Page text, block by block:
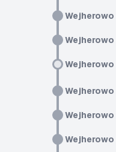
Wejherowo
Wejherowo
Wejherowo
Wejherowo
Wejherowo
Wejherowo